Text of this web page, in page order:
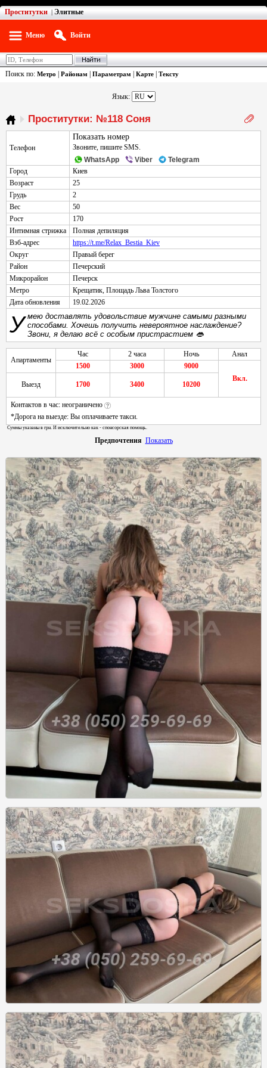
Проститутки | Элитные
Меню Войти
Поиск по: Метро Районам Параметрам Карте| Тексту
Язык:
Проститутки: №118 Соня
Телефон
Показать номер
Звоните, пишите SMS.
WhatsApp
Viber
Telegram
Город
Киев
Возраст
25
Грудь
2
Вес
50
Рост
170
Интимная стрижка
Полная депиляция
Вэб-адрес
https://t.me/Relax_Bestia_Kiev
Округ
Правый берег
Район
Печерский
Микрорайон
Печерск
Метро
Крещатик, Площадь Льва Толстого
Дата обновления
19.02.2026
Умею доставлять удовольствие мужчине самыми разными способами. Хочешь получить невероятное наслаждение?
Звони, я делаю всё с особым пристрастием 👄
Апартаменты
Час 2 часа Ночь
Анал
1500
3000
9000
Вкл.
Выезд 1700 3400 10200
Контактов в час: неограничено
*Дорога на выезде: Вы оплачиваете такси.
Суммы указаны в грн. И исключительно как - спонсорская помощь.
Предпочтения Показать